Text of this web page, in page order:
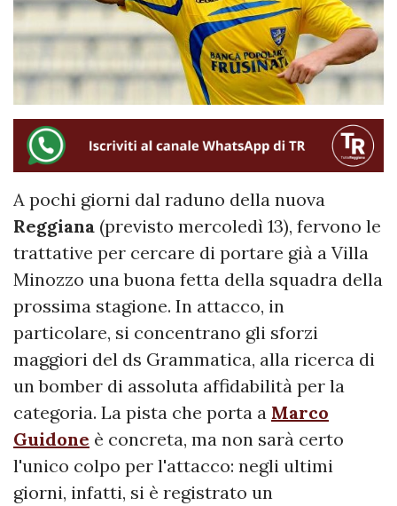
A pochi giorni dal raduno della nuova
Reggiana (previsto mercoledì 13), fervono le
trattative per cercare di portare già a Villa
Minozzo una buona fetta della squadra della
prossima stagione. In attacco, in
particolare, si concentrano gli sforzi
maggiori del ds Grammatica, alla ricerca di
un bomber di assoluta affidabilità per la
categoria. La pista che porta a Marco
Guidone è concreta, ma non sarà certo
l'unico colpo per l'attacco: negli ultimi
giorni, infatti, si è registrato un